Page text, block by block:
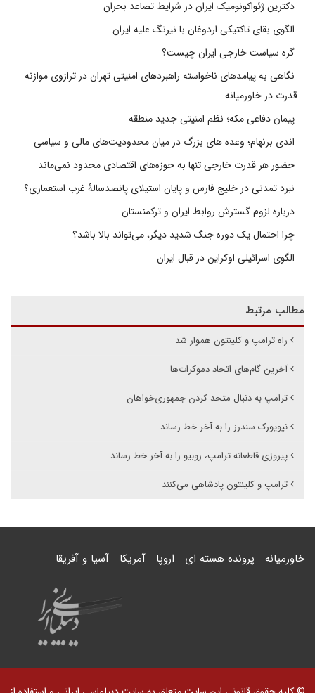
دکترین ژئواکونومیک ایران در شرایط تصاعد بحران
الگوی بقای تاکتیکی اردوغان با نیرنگ علیه ایران
گره سیاست خارجی ایران چیست؟
نگاهی به پیامدهای ناخواسته راهبردهای امنیتی تهران در ترازوی موازنه
قدرت در خاورمیانه
پیمان دفاعی مکه؛ نظم امنیتی جدید منطقه
اندی برنهام؛ وعده های بزرگ در میان محدودیت‌های مالی و سیاسی
حضور هر قدرت خارجی تنها به حوزه‌های اقتصادی محدود نمی‌ماند
نبرد تمدنی در خلیج فارس و پایان استیلای پانصدسالۀ غرب استعماری؟
درباره لزوم گسترش روابط ایران و ترکمنستان
چرا احتمال یک دوره جنگ شدید دیگر، می‌تواند بالا باشد؟
الگوی اسرائیلی اوکراین در قبال ایران
مطالب مرتبط
راه ترامپ و کلینتون هموار شد
آخرین گام‌های اتحاد دموکرات‌ها
ترامپ به دنبال متحد کردن جمهوری‌خواهان
نیویورک سندرز را به آخر خط رساند
پیروزی قاطعانه ترامپ، روبیو را به آخر خط رساند
ترامپ و کلینتون پادشاهی می‌کنند
خاورمیانه پرونده هسته ای اروپا آمریکا آسیا و آفریقا